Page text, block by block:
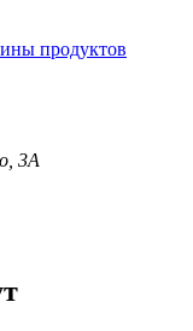
продуктов
3А